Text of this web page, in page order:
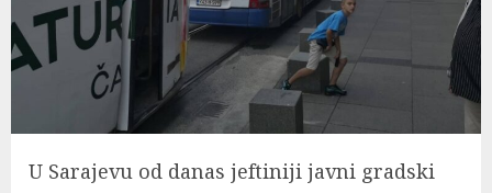
U Sarajevu od danas jeftiniji javni gradski